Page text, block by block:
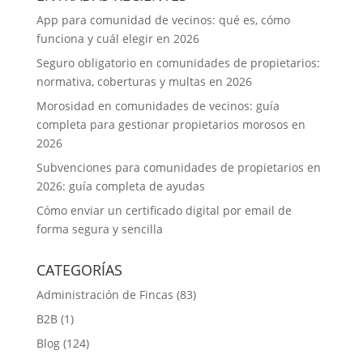
App para comunidad de vecinos: qué es, cómo
funciona y cuál elegir en 2026
Seguro obligatorio en comunidades de propietarios:
normativa, coberturas y multas en 2026
Morosidad en comunidades de vecinos: guía
completa para gestionar propietarios morosos en
2026
Subvenciones para comunidades de propietarios en
2026: guía completa de ayudas
Cómo enviar un certificado digital por email de
forma segura y sencilla
CATEGORÍAS
Administración de Fincas (83)
B2B(1)
Blog(124)